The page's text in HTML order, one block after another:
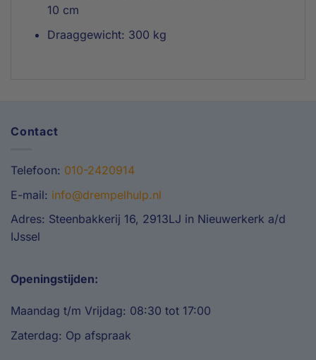
10 cm
Draaggewicht: 300 kg
Contact
Telefoon: 010-2420914
E-mail: info@drempelhulp.nl
Adres: Steenbakkerij 16, 2913LJ in Nieuwerkerk a/d
IJssel
Openingstijden:
Maandag t/m Vrijdag: 08:30 tot 17:00
Zaterdag: Op afspraak